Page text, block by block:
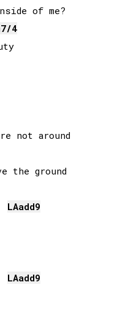
4
the ground
LAadd9
LAadd9